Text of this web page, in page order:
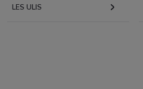
LES ULIS